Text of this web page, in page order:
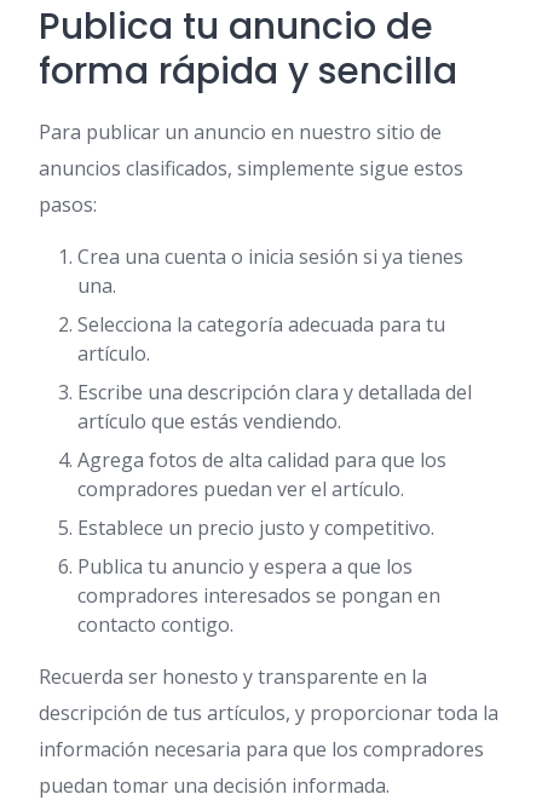
Publica tu anuncio de
forma rápida y sencilla
Para publicar un anuncio en nuestro sitio de
anuncios clasificados, simplemente sigue estos
pasos:
Crea una cuenta o inicia sesión si ya tienes
una.
Selecciona la categoría adecuada para tu
artículo.
Escribe una descripción clara y detallada del
artículo que estás vendiendo.
Agrega fotos de alta calidad para que los
compradores puedan ver el artículo.
Establece un precio justo y competitivo.
Publica tu anuncio y espera a que los
compradores interesados se pongan en
contacto contigo.
Recuerda ser honesto y transparente en la
descripción de tus artículos, y proporcionar toda la
información necesaria para que los compradores
puedan tomar una decisión informada.